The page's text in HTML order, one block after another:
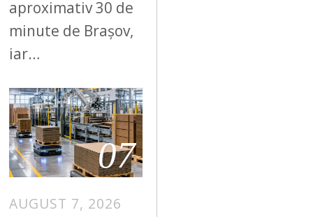
aproximativ 30 de
minute de Brașov,
iar…
07
AUGUST 7, 2026